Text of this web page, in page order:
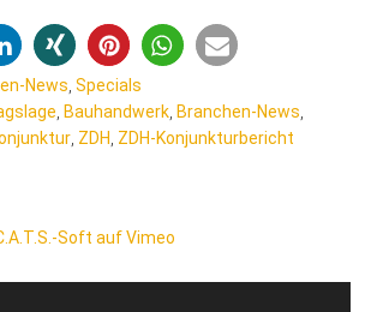
News ,Specials
Bauhandwerk Branchen-News
ZDH ZDH-Konjunkturbericht